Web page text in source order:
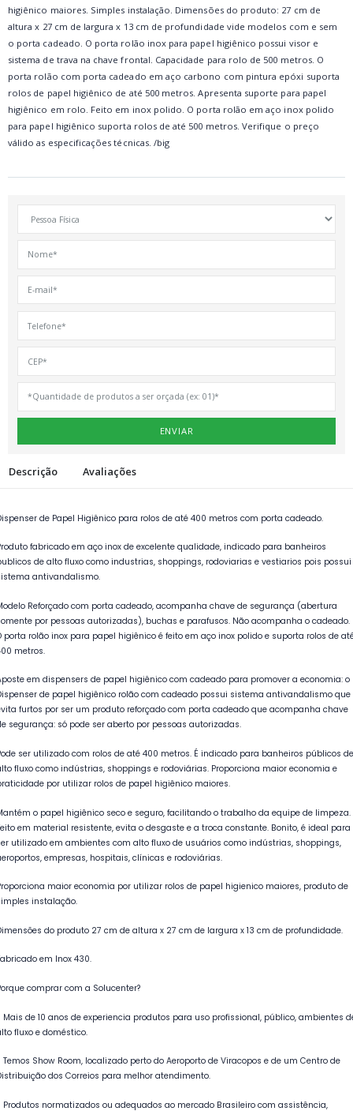
higiênico maiores. Simples instalação. Dimensões do produto: 27 cm de
altura x 27 cm de largura x 13 cm de profundidade vide modelos com e sem
o porta cadeado. O porta rolão inox para papel higiênico possui visor e
sistema de trava na chave frontal. Capacidade para rolo de 500 metros. O
porta rolão com porta cadeado em aço carbono com pintura epóxi suporta
rolos de papel higiênico de até 500 metros. Apresenta suporte para papel
higiênico em rolo. Feito em inox polido. O porta rolão em aço inox polido
para papel higiênico suporta rolos de até 500 metros. Verifique o preço
válido as especificações técnicas. /big
ENVIAR
Descrição Avaliações
de Papel Higiênico para rolos de até 400 metros com porta cadeado.
fabricado em aço inox de excelente qualidade, indicado para banheiros
de alto fluxo como industrias, shoppings, rodoviarias e vestiarios pois possui
antivandalismo.
Reforçado com porta cadeado, acompanha chave de segurança (abertura
por pessoas autorizadas), buchas e parafusos. Não acompanha o cadeado.
porta rolão inox para papel higiênico é feito em aço inox polido e suporta rolos de
metros.
em dispensers de papel higiênico com cadeado para promover a economia: o
de papel higiênico rolão com cadeado possui sistema antivandalismo que
furtos por ser um produto reforçado com porta cadeado que acompanha chave
segurança: só pode ser aberto por pessoas autorizadas.
ser utilizado com rolos de até 400 metros. É indicado para banheiros públicos de
fluxo como indústrias, shoppings e rodoviárias. Proporciona maior economia e
por utilizar rolos de papel higiênico maiores.
o papel higiênico seco e seguro, facilitando o trabalho da equipe de limpeza.
em material resistente, evita o desgaste e a troca constante. Bonito, é ideal para
utilizado em ambientes com alto fluxo de usuários como indústrias, shoppings,
empresas, hospitais, clínicas e rodoviárias.
maior economia por utilizar rolos de papel higienico maiores, produto de
instalação.
do produto 27 cm de altura x 27 cm de largura x 13 cm de profundidade.
em Inox 430.
comprar com a Solucenter?
Mais de 10 anos de experiencia produtos para uso profissional, público, ambientes
fluxo e doméstico.
Show Room, localizado perto do Aeroporto de Viracopos e de um Centro de
dos Correios para melhor atendimento.
Produtos normatizados ou adequados ao mercado Brasileiro com assistência,